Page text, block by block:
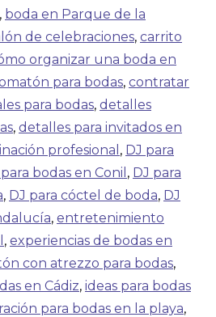
, boda en Parque de la
de celebraciones, carrito
organizar una boda en
para bodas, contratar
para bodas, detalles
, detalles para invitados en
profesional , DJ para
bodas en Conil , DJ para
, DJ para cóctel de boda, DJ
, entretenimiento
, experiencias de bodas en
con atrezzo para bodas,
en Cádiz, ideas para bodas
para bodas en la playa,